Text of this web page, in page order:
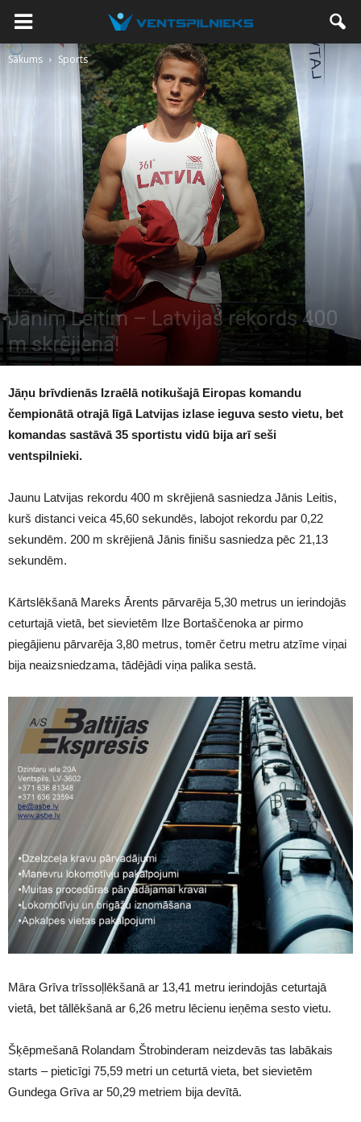
Sākums Sports
Sports
Jānim Leitim – Latvijas rekords 400
m skrējienā!
1648
Jāņu brīvdienās Izraēlā notikušajā Eiropas komandu
čempionātā otrajā līgā Latvijas izlase ieguva sesto vietu, bet
komandas sastāvā 35 sportistu vidū bija arī seši
ventspilnieki.
Jaunu Latvijas rekordu 400 m skrējienā sasniedza Jānis Leitis,
kurš distanci veica 45,60 sekundēs, labojot rekordu par 0,22
sekundēm. 200 m skrējienā Jānis finišu sasniedza pēc 21,13
sekundēm.
Kārtslēkšanā Mareks Ārents pārvarēja 5,30 metrus un ierindojās
ceturtajā vietā, bet sievietēm Ilze Bortaščenoka ar pirmo
piegājienu pārvarēja 3,80 metrus, tomēr četru metru atzīme viņai
bija neaizsniedzama, tādējādi viņa palika sestā.
Māra Grīva trīssoļlēkšanā ar 13,41 metru ierindojās ceturtajā
vietā, bet tāllēkšanā ar 6,26 metru lēcienu ieņēma sesto vietu.
Šķēpmešanā Rolandam Štrobinderam neizdevās tas labākais
starts – pieticīgi 75,59 metri un ceturtā vieta, bet sievietēm
Gundega Grīva ar 50,29 metriem bija devītā.